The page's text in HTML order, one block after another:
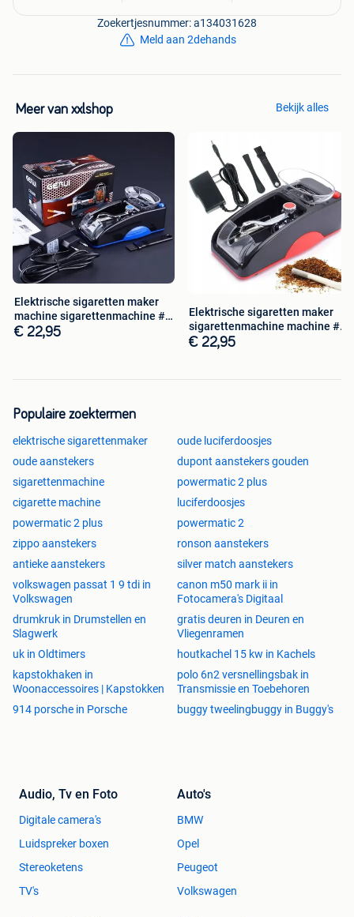
Met vriendelijke groeten,
Zoekertjesnummer: a134031628
Meld aan 2dehands
Meer van xxlshop Bekijk alles
Elektrische sigaretten maker
machine sigarettenmachine #1
BL
€ 22,95
Elektrische sigaretten maker
sigarettenmachine machine #1
RO
€ 22,95
Populaire zoektermen
elektrische sigarettenmaker
oude luciferdoosjes
oude aanstekers
dupont aanstekers gouden
sigarettenmachine
powermatic 2 plus
cigarette machine
luciferdoosjes
powermatic 2 plus
powermatic 2
zippo aanstekers
ronson aanstekers
antieke aanstekers
silver match aanstekers
volkswagen passat 1 9 tdi in
Volkswagen
canon m50 mark ii in
Fotocamera's Digitaal
drumkruk in Drumstellen en
Slagwerk
gratis deuren in Deuren en
Vliegenramen
uk in Oldtimers
houtkachel 15 kw in Kachels
kapstokhaken in
Woonaccessoires | Kapstokken
polo 6n2 versnellingsbak in
Transmissie en Toebehoren
914 porsche in Porsche
buggy tweelingbuggy in Buggy's
Audio, Tv en Foto
Digitale camera's
Luidspreker boxen
Stereoketens
TV's
Auto's
BMW
Opel
Peugeot
Volkswagen